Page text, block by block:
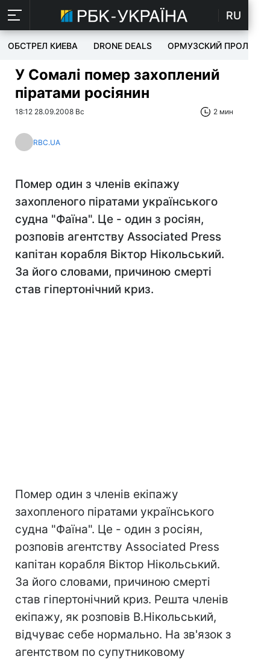
RU
ОБСТРЕЛ КИЕВА DRONE DEALS ОРМУЗСКИЙ ПРОЛИВ
У Сомалі помер захоплений
піратами росіянин
18:12 28.09.2008 Вс 2 мин
RBC.UA
Помер один з членів екіпажу
захопленого піратами українського
судна "Фаїна". Це - один з росіян,
розповів агентству Associated Press
капітан корабля Віктор Нікольський.
За його словами, причиною смерті
став гіпертонічний криз.
Помер один з членів екіпажу
захопленого піратами українського
судна "Фаїна". Це - один з росіян,
розповів агентству Associated Press
капітан корабля Віктор Нікольський.
За його словами, причиною смерті
став гіпертонічний криз. Решта членів
екіпажу, як розповів В.Нікольський,
відчуває себе нормально. На зв'язок з
агентством по супутниковому